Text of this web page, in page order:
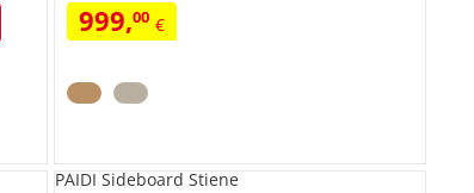
999,00 €
PAIDI Sideboard Stiene